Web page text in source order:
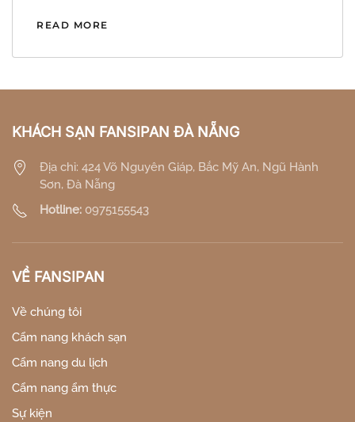
READ MORE
KHÁCH SẠN FANSIPAN ĐÀ NẴNG
Địa chỉ: 424 Võ Nguyên Giáp, Bắc Mỹ An, Ngũ Hành
Sơn, Đà Nẵng
Hotline: 0975155543
VỀ FANSIPAN
Về chúng tôi
Cẩm nang khách sạn
Cẩm nang du lịch
Cẩm nang ẩm thực
Sự kiện